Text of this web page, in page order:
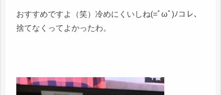
おすすめですよ（笑）冷めにくいしね(=ﾟωﾟ)ﾉコレ、
捨てなくってよかったわ。